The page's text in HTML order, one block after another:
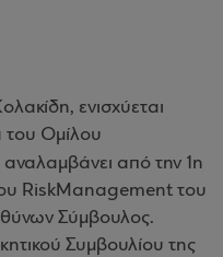
ενισχύεται
του Ομίλου
από την 1η
RiskManagement του
Σύμβουλος.
Συμβουλίου της